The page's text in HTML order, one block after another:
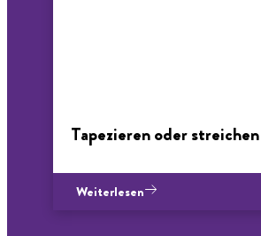
Tapezieren oder streichen
Weiterlesen